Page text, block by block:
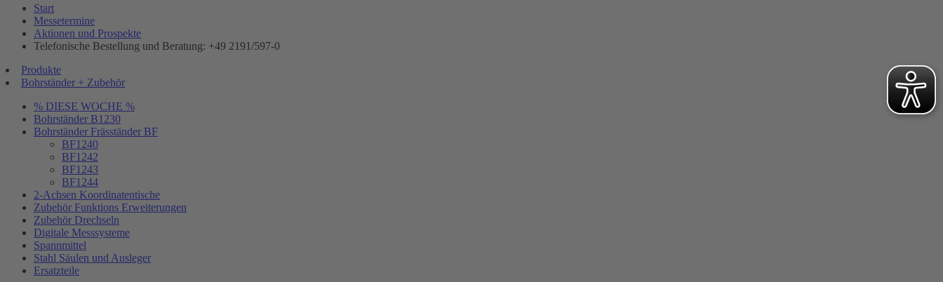
Start
Messetermine
Aktionen und Prospekte
Telefonische Bestellung und Beratung: +49 2191/597-0
Produkte
Bohrständer + Zubehör
% DIESE WOCHE %
Bohrständer B1230
Bohrständer Fräsständer BF
BF1240
BF1242
BF1243
BF1244
2-Achsen Koordinatentische
Zubehör Funktions Erweiterungen
Zubehör Drechseln
Digitale Messsysteme
Spannmittel
Stahl Säulen und Ausleger
Ersatzteile